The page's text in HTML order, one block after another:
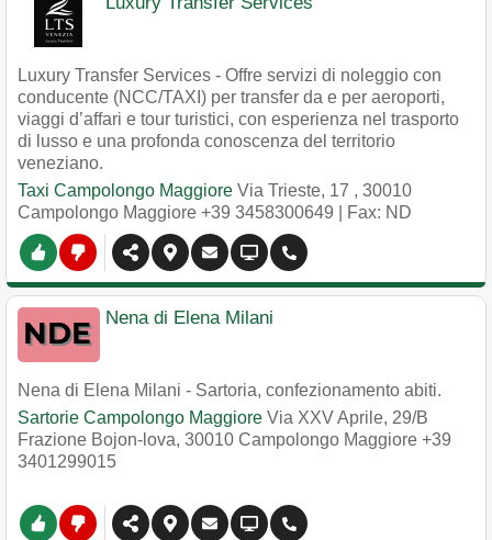
Luxury Transfer Services - Offre servizi di noleggio con
conducente (NCC/TAXI) per transfer da e per aeroporti,
viaggi d’affari e tour turistici, con esperienza nel trasporto
di lusso e una profonda conoscenza del territorio
veneziano.
Taxi Campolongo Maggiore Via Trieste, 17 , 30010
Campolongo Maggiore +39 3458300649 | Fax: ND
Nena di Elena Milani
Nena di Elena Milani - Sartoria, confezionamento abiti.
Sartorie Campolongo Maggiore Via XXV Aprile, 29/B
Frazione Bojon-lova, 30010 Campolongo Maggiore +39
3401299015